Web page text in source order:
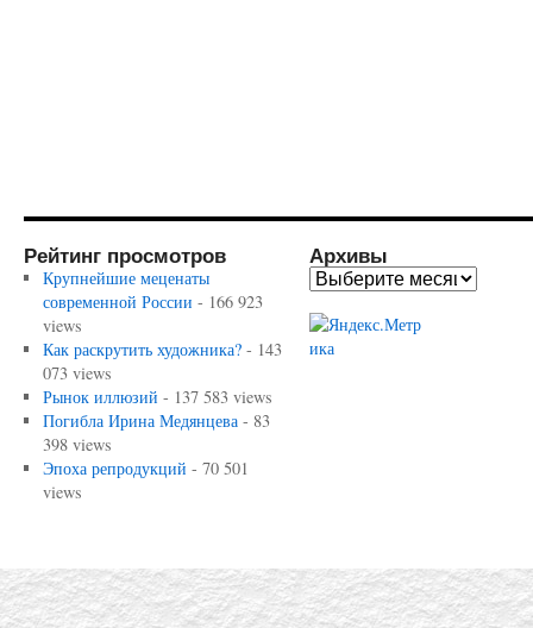
Рейтинг просмотров
Крупнейшие меценаты
современной России - 166 923
views
Как раскрутить художника?- 143
073 views
Рынок иллюзий - 137 583 views
Погибла Ирина Медянцева- 83
398 views
Эпоха репродукций - 70 501
views
Архивы